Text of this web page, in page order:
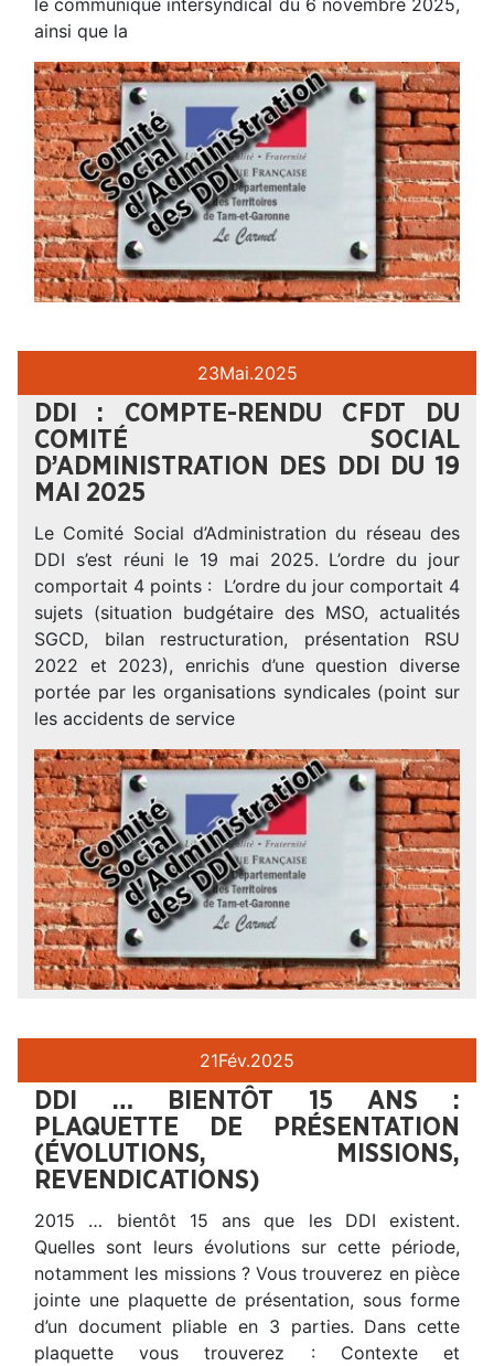
le communiqué intersyndical du 6 novembre 2025,
ainsi que la
23Mai.2025
DDI : COMPTE-RENDU CFDT DU
COMITÉ SOCIAL
D’ADMINISTRATION DES DDI DU 19
MAI 2025
Le Comité Social d’Administration du réseau des
DDI s’est réuni le 19 mai 2025. L’ordre du jour
comportait 4 points : L’ordre du jour comportait 4
sujets (situation budgétaire des MSO, actualités
SGCD, bilan restructuration, présentation RSU
2022 et 2023), enrichis d’une question diverse
portée par les organisations syndicales (point sur
les accidents de service
21Fév.2025
DDI … BIENTÔT 15 ANS :
PLAQUETTE DE PRÉSENTATION
(ÉVOLUTIONS, MISSIONS,
REVENDICATIONS)
2015 … bientôt 15 ans que les DDI existent.
Quelles sont leurs évolutions sur cette période,
notamment les missions ? Vous trouverez en pièce
jointe une plaquette de présentation, sous forme
d’un document pliable en 3 parties. Dans cette
plaquette vous trouverez : Contexte et